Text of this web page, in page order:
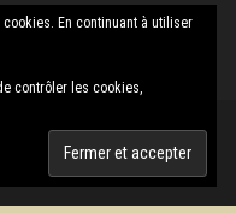
Thème :Envo Magazine
En continuant à utiliser
contrôler les cookies,